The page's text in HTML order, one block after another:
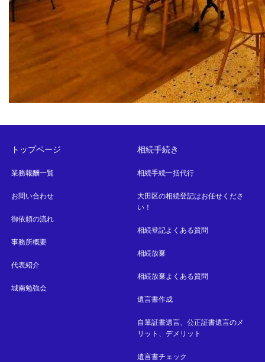
トップページ
業務報酬一覧
お問い合わせ
御依頼の流れ
事務所概要
代表紹介
城南勉強会
相続手続き
相続手続一括代行
大田区の相続登記はお任せくださ
い！
相続登記よくある質問
相続放棄
相続放棄よくある質問
遺言書作成
自筆証書遺言、公正証書遺言のメ
リット、デメリット
遺言書チェック